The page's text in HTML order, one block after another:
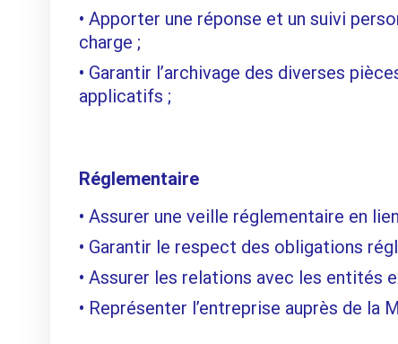
Apporter une réponse et un suivi
charge ;
Garantir l’archivage des diverses
applicatifs ;
Réglementaire
Assurer une veille réglementaire en
Garantir le respect des obligations
Assurer les relations avec les entités
Représenter l’entreprise auprès de la